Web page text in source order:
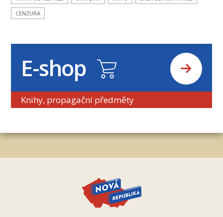
CENZURA
E-shop
Knihy, propagační předměty